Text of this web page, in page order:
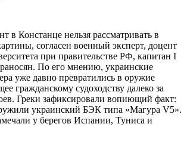
в Констанце нельзя рассматривать в
согласен военный эксперт, доцент
при правительстве РФ, капитан I
По его мнению, украинские
уже давно превратились в оружие
гражданскому судоходству далеко за
Греки зафиксировали вопиющий факт:
украинский БЭК типа «Магура V5».
у берегов Испании, Туниса и